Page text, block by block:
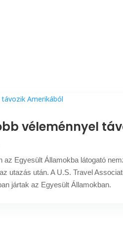
véleménnyel
az Egyesült Államokba látogató
utazás után. A U.S. Travel
jártak az Egyesült Államokban.